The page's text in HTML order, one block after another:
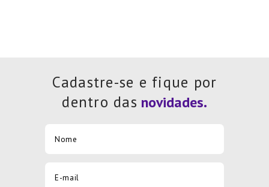
Cadastre-se e fique por
dentro das